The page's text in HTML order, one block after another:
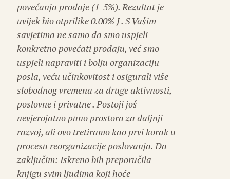
povećanja prodaje (1-5%). Rezultat je
uvijek bio otprilike 0.00% J . S Vašim
savjetima ne samo da smo uspjeli
konkretno povećati prodaju, već smo
uspjeli napraviti i bolju organizaciju
posla, veću učinkovitost i osigurali više
slobodnog vremena za druge aktivnosti,
poslovne i privatne . Postoji još
nevjerojatno puno prostora za daljnji
razvoj, ali ovo tretiramo kao prvi korak u
procesu reorganizacije poslovanja. Da
zaključim: Iskreno bih preporučila
knjigu svim ljudima koji hoće